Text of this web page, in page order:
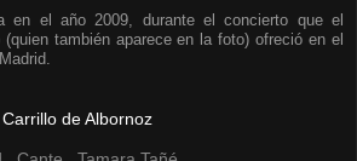
en el año 2009, durante el concierto que el
también aparece en la foto) ofreció en el
de Albornoz